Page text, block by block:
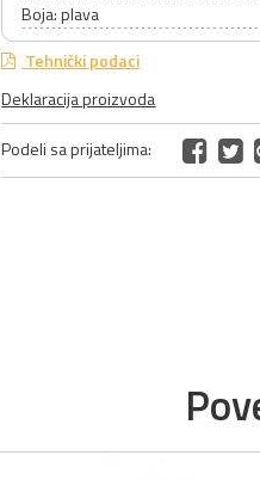
Boja: plava
Tehnički podaci
Deklaracija proizvoda
Podeli sa prijateljima: